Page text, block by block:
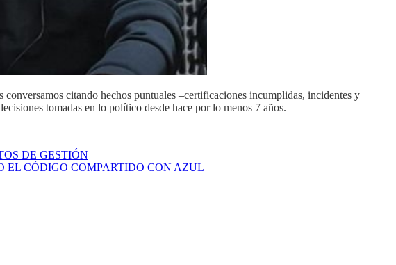
citando hechos puntuales –certificaciones incumplidas, incidentes y
tomadas en lo político desde hace por lo menos 7 años.
DE GESTIÓN
CÓDIGO COMPARTIDO CON AZUL